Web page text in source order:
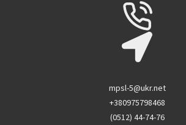
mpsl-5@ukr.net
+380975798468
(0512) 44-74-76